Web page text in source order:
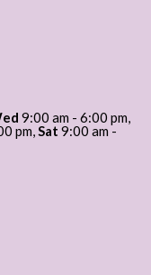
9:00 am - 6:00 pm,
pm, Sat 9:00 am -